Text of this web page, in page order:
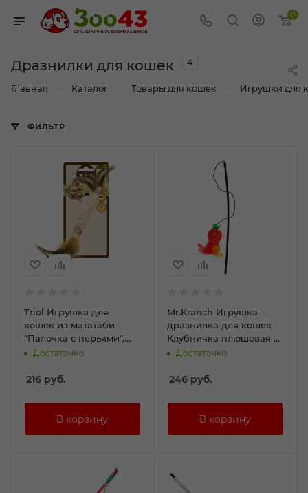
0
Дразнилки для кошек 4
Главная Каталог Товары для кошек Игрушки для
ФИЛЬТР
Triol Игрушка для
кошек из мататаби
"Палочка с перьями",
120/260мм, NATURAL
Достаточно
216 руб.
Mr.Kranch Игрушка-
дразнилка для кошек
Клубничка плюшевая с
кошачьей мятой и
красная
Достаточно
246руб.